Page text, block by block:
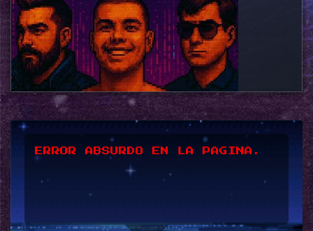
*UPSSS*